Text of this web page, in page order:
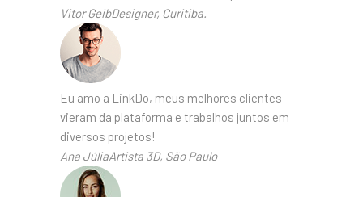
Vitor GeibDesigner, Curitiba.
Eu amo a LinkDo, meus melhores clientes
vieram da plataforma e trabalhos juntos em
diversos projetos!
Ana JúliaArtista 3D, São Paulo